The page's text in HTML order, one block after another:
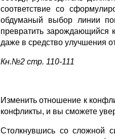
соответствие со
обдуманый выбор линии
превратить зарождающийся
даже в средство улучшения
Кн.№2 стр. 110-111
Изменить отношение к
конфликты, и вы сможете
Столкнувшись со сложной